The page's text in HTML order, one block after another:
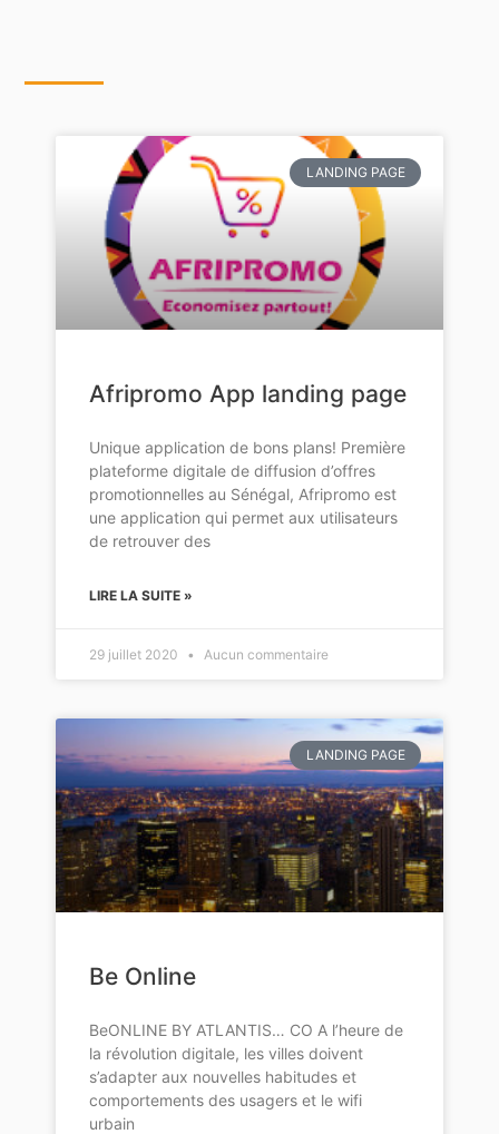
LANDING PAGE
Afripromo App landing page
Unique application de bons plans! Première
plateforme digitale de diffusion d’offres
promotionnelles au Sénégal, Afripromo est
une application qui permet aux utilisateurs
de retrouver des
LIRE LA SUITE »
29 juillet 2020 Aucun commentaire
LANDING PAGE
Be Online
BeONLINE BY ATLANTIS… CO A l’heure de
la révolution digitale, les villes doivent
s’adapter aux nouvelles habitudes et
comportements des usagers et le wifi
urbain